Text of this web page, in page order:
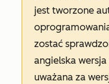
jest tworzone
zostać
angielska
uważana za